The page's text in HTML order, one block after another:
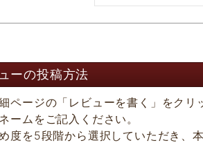
ーの投稿方法
ページの「レビューを書く」をクリ
ームをご記入ください。
度を5段階から選択していただき、